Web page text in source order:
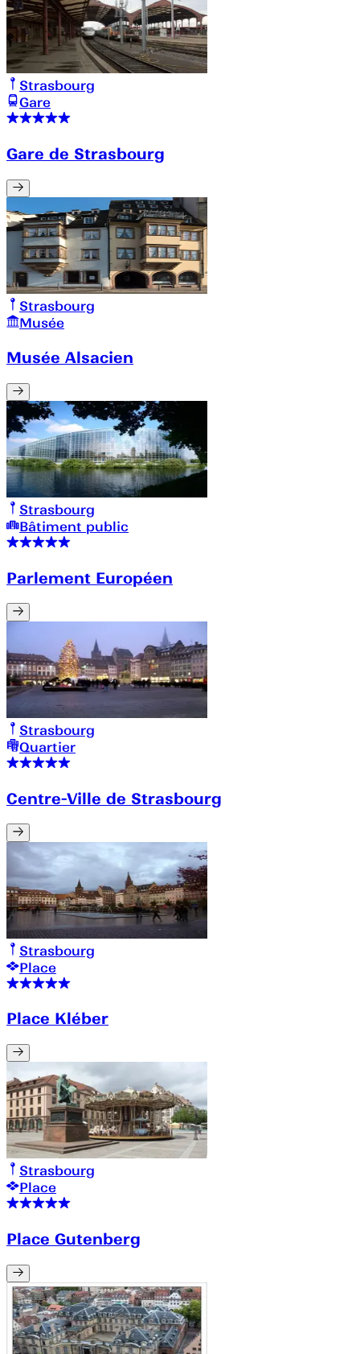
Strasbourg
Gare
Gare de Strasbourg
Strasbourg
Musée
Musée Alsacien
Strasbourg
Bâtiment public
Parlement Européen
Strasbourg
Quartier
Centre-Ville de Strasbourg
Strasbourg
Place
Place Kléber
Strasbourg
Place
Place Gutenberg